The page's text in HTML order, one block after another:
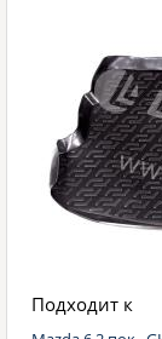
Подходит к